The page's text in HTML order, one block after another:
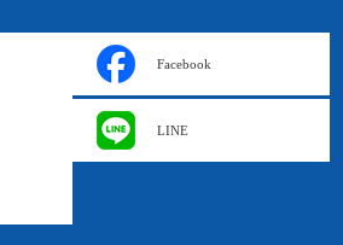
Facebook
LINE